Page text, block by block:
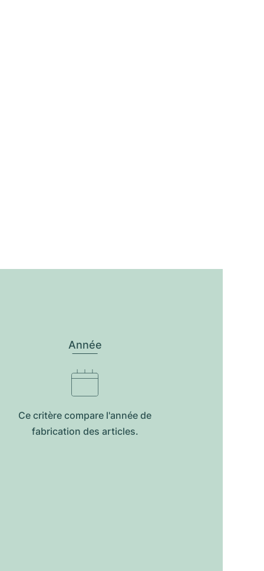
Année
Ce critère compare l'année de
fabrication des articles.